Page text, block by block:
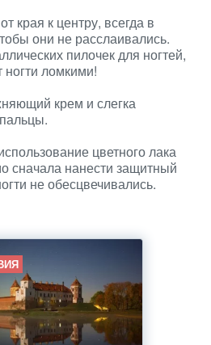
края к центру, всегда в
они не расслаивались.
пилочек для ногтей,
ногти ломкими!
крем и слегка
цветного лака
сначала нанести защитный
не обесцвечивались.